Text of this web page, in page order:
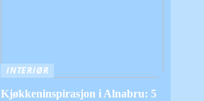
INTERIØR
Kjøkkeninspirasjon i Alnabru: 5